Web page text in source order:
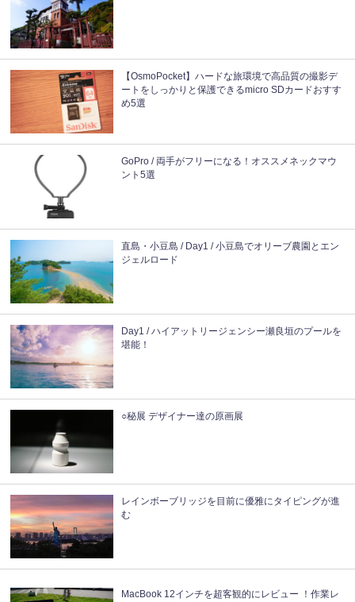
【OsmoPocket】ハードな旅環境で高品質の撮影デ
ートをしっかりと保護できるmicro SDカードおすす
め5選
GoPro / 両手がフリーになる！オススメネックマウ
ント5選
直島・小豆島 / Day1 / 小豆島でオリーブ農園とエン
ジェルロード
Day1 / ハイアットリージェンシー瀬良垣のプールを
堪能！
○秘展 デザイナー達の原画展
レインボーブリッジを目前に優雅にタイピングが進
む
MacBook 12インチを超客観的にレビュー ！作業レ